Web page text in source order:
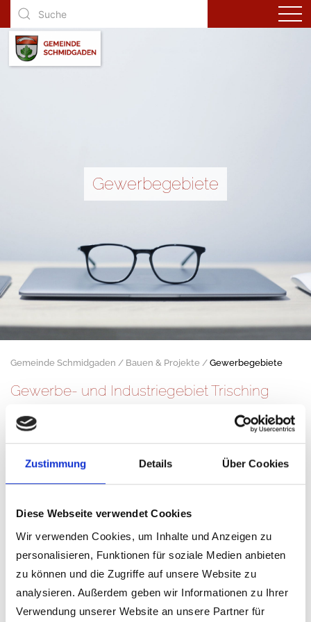
Zustimmung Details Über Cookies
Diese Webseite verwendet Cookies
Wir verwenden Cookies, um Inhalte und Anzeigen zu
personalisieren, Funktionen für soziale Medien anbieten
zu können und die Zugriffe auf unsere Website zu
analysieren. Außerdem geben wir Informationen zu Ihrer
Verwendung unserer Website an unsere Partner für
Gewerbegebiete
Gemeinde Schmidgaden Bauen & Projekte Gewerbegebiete
Gewerbe- und Industriegebiet Trisching
In unmittelbarer Nähe der Autobahnanschlussstelle bei